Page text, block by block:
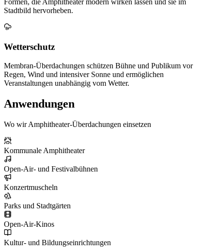
Formen, die Amphitheater modern wirken lassen und sie im
Stadtbild hervorheben.
Wetterschutz
Membran-Überdachungen schützen Bühne und Publikum vor
Regen, Wind und intensiver Sonne und ermöglichen
Veranstaltungen unabhängig vom Wetter.
Anwendungen
Wo wir Amphitheater-Überdachungen einsetzen
Kommunale Amphitheater
Open-Air- und Festivalbühnen
Konzertmuscheln
Parks und Stadtgärten
Open-Air-Kinos
Kultur- und Bildungseinrichtungen